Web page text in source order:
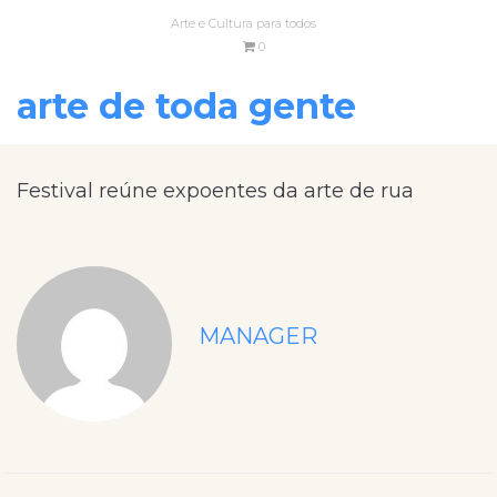
Arte e Cultura para todos
0
arte de toda gente
Festival reúne expoentes da arte de rua
MANAGER